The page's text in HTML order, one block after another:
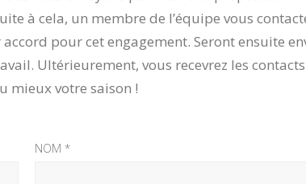
à cela, un membre de l’équipe vous
pour cet engagement. Seront ensuite
Ultérieurement, vous recevrez les
mieux votre saison !
NOM *